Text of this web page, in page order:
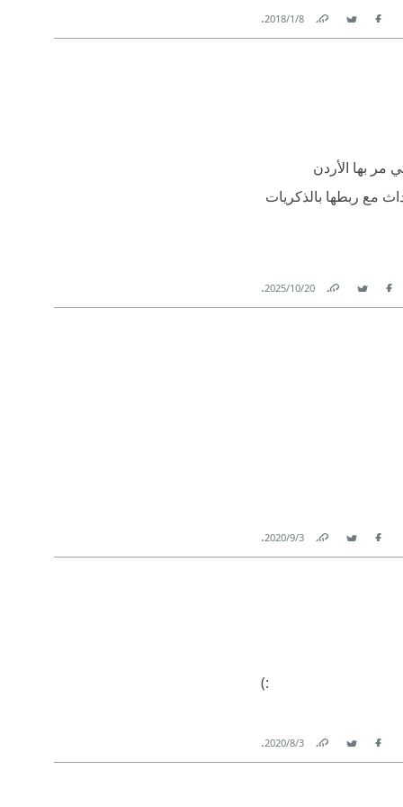
Facebook
Twitter
Link
8‏/1‏/2018
.
مر بها الأردن
مع ربطها بالذكريات
Facebook
Twitter
Link
20‏/10‏/2025
.
Facebook
Twitter
Link
3‏/9‏/2020
.
(:
Facebook
Twitter
Link
3‏/8‏/2020
.